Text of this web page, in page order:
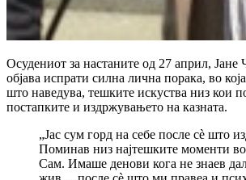
Осудениот за настаните од 27 април, Јане
објава испрати силна лична порака, во
што наведува, тешките искуства низ кои
постапките и издржувањето на казната.
„Јас сум горд на себе после сè што
Поминав низ најтешките моменти
Сам. Имаше денови кога не знаев